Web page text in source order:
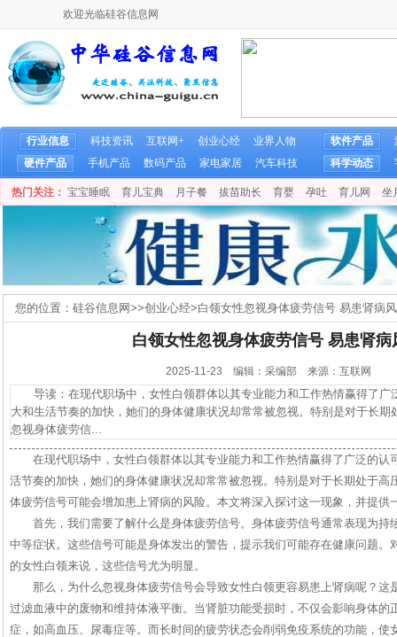
欢迎光临硅谷信息网
行业信息 科技资讯 互联网+ 创业心经
业界人物
硬件产品
手机产品 数码产品 家电家居 汽车科技
软件产品
科学动态
热门关注： 宝宝睡眠 育儿宝典 月子餐 拔苗助长 育婴 孕吐 育儿网 坐
您的位置： 硅谷信息网>>创业心经>白领女性忽视身体疲劳信号 易患肾病
白领女性忽视身体疲劳信号 易患肾病
2025-11-23 编辑：采编部 来源：互联网
导读：在现代职场中，女性白领群体以其专业能力和工作热情赢得了广
大和生活节奏的加快，她们的身体健康状况却常常被忽视。特别是对于长
忽视身体疲劳信...
在现代职场中，女性白领群体以其专业能力和工作热情赢得了广泛的认
活节奏的加快，她们的身体健康状况却常常被忽视。特别是对于长期处于高
体疲劳信号可能会增加患上肾病的风险。本文将深入探讨这一现象，并提供
首先，我们需要了解什么是身体疲劳信号。身体疲劳信号通常表现为持
中等症状。这些信号可能是身体发出的警告，提示我们可能存在健康问题。
的女性白领来说，这些信号尤为明显。
那么，为什么忽视身体疲劳信号会导致女性白领更容易患上肾病呢？这
过滤血液中的废物和维持体液平衡。当肾脏功能受损时，不仅会影响身体的
症，如高血压、尿毒症等。而长时间的疲劳状态会削弱免疫系统的功能，使